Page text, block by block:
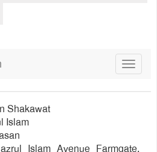
Toggle
Shakawat
Islam
Islam Avenue Farmgate,